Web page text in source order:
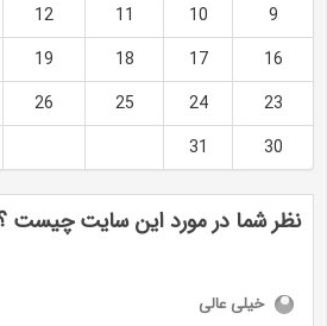
9
10
11
12
16
17
18
19
23
24
25
26
30
31
نظر شما در مورد این سایت چیست ؟
خیلی عالی